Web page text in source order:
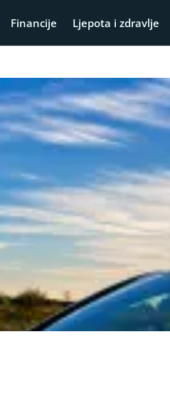
Financije Ljepota i zdravlje